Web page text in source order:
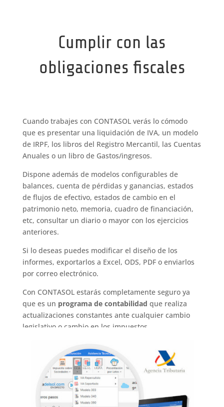
Cumplir con las
obligaciones fiscales
Cuando trabajes con CONTASOL verás lo cómodo
que es presentar una liquidación de IVA, un modelo
de IRPF, los libros del Registro Mercantil, las Cuentas
Anuales o un libro de Gastos/ingresos.
Dispone además de modelos configurables de
balances, cuenta de pérdidas y ganancias, estados
de flujos de efectivo, estados de cambio en el
patrimonio neto, memoria, cuadro de financiación,
etc, consultar un diario o mayor con los ejercicios
anteriores.
Si lo deseas puedes modificar el diseño de los
informes, exportarlos a Excel, ODS, PDF o enviarlos
por correo electrónico.
Con CONTASOL estarás completamente seguro ya
que es un programa de contabilidad que realiza
actualizaciones constantes ante cualquier cambio
legislativo o cambio en los impuestos.